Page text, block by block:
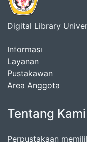
Digital Library
Informasi
Layanan
Pustakawan
Area Anggota
Tentang Kami
Perpustakaan